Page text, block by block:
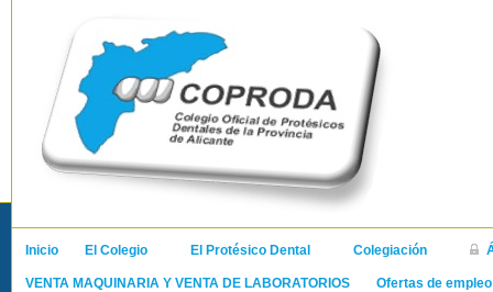
Inicio El Colegio El Protésico Dental Colegiación
VENTA MAQUINARIA Y VENTA DE LABORATORIOS Ofertas de empleo